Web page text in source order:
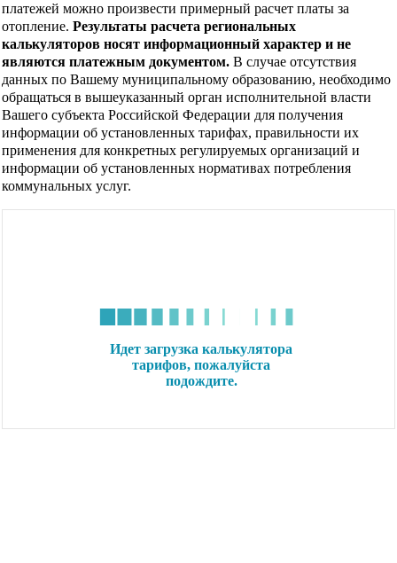
платежей можно произвести примерный расчет платы за
отопление. Результаты расчета региональных
калькуляторов носят информационный характер и не
являются платежным документом. В случае отсутствия
данных по Вашему муниципальному образованию, необходимо
обращаться в вышеуказанный орган исполнительной власти
Вашего субъекта Российской Федерации для получения
информации об установленных тарифах, правильности их
применения для конкретных регулируемых организаций и
информации об установленных нормативах потребления
коммунальных услуг.